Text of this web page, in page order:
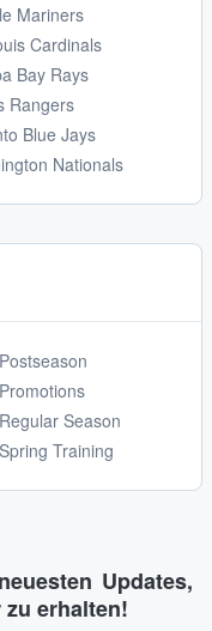
Mariners
Cardinals
Bay Rays
Rangers
Blue Jays
Nationals
Season
Training
Updates,
erhalten!